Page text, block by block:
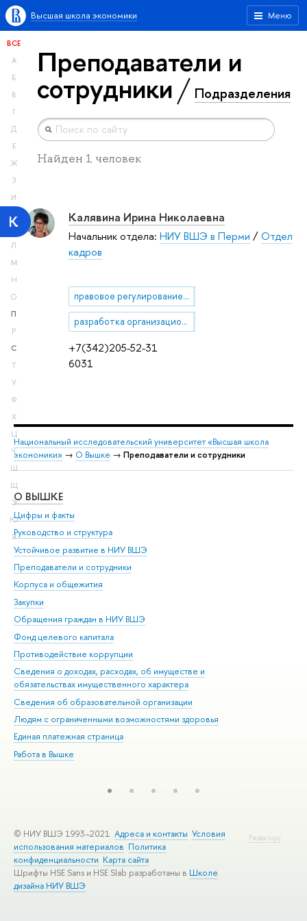
Меню
Высшая школа экономики
ВСЕ
А
Б
В
Г
Д
Е
Ж
З
И
К
Л
М
Н
О
П
Р
С
Т
У
Ф
Х
Ц
Ч
Ш
Щ
Э
Ю
Я
Преподаватели и
сотрудники Подразделения
Найден 1 человек
+7(342)205-52-31
6031
Калявина Ирина Николаевна
Начальник отдела: НИУ ВШЭ в Перми /Отдел
кадров
правовое регулирование трудовых отношений
разработка организационно-распорядительных и кадровых документов
Национальный исследовательский университет «Высшая школа
экономики» → О Вышке → Преподаватели и сотрудники
О ВЫШКЕ
Цифры и факты
Руководство и структура
Устойчивое развитие в НИУ ВШЭ
Преподаватели и сотрудники
Корпуса и общежития
Закупки
Обращения граждан в НИУ ВШЭ
Фонд целевого капитала
Противодействие коррупции
Сведения о доходах, расходах, об имуществе и
обязательствах имущественного характера
Сведения об образовательной организации
Людям с ограниченными возможностями здоровья
Единая платежная страница
Работа в Вышке
Редактору
© НИУ ВШЭ 1993–2021 Адреса и контакты Условия
использования материалов Политика
конфиденциальности Карта сайта
Шрифты HSE Sans и HSE Slab разработаны в Школе
дизайна НИУ ВШЭ